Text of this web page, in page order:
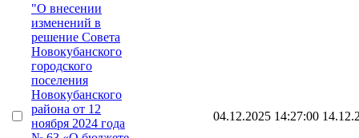
"О внесении
изменений в
решение Совета
Новокубанского
городского
поселения
Новокубанского
района от 12
ноября 2024 года
04.12.2025 14:27:00